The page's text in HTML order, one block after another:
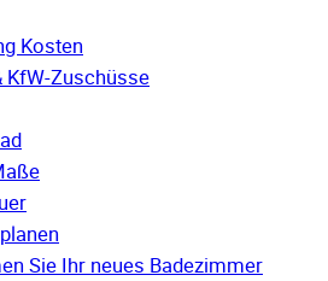
Kosten
KfW-Zuschüsse
Sie Ihr neues Badezimmer